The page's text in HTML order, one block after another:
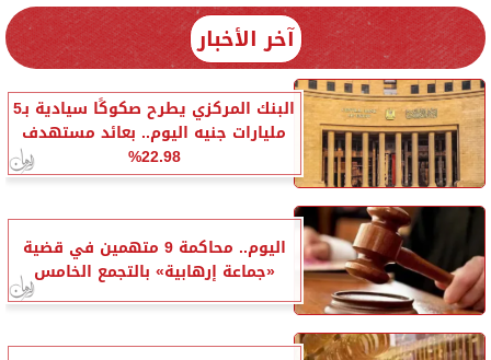
آخر الأخبار
البنك المركزي يطرح صكوكًا سيادية بـ5
مليارات جنيه اليوم.. بعائد مستهدف
22.98%
اليوم.. محاكمة 9 متهمين في قضية
«جماعة إرهابية» بالتجمع الخامس